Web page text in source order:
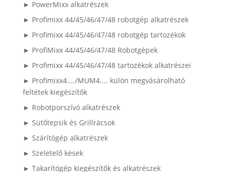
► PowerMixx alkatrészek
► Profimixx 44/45/46/47/48 robotgép alkatrészek
► Profimixx 44/45/46/47/48 robotgép tartozékok
► ProfiMixx 44/45/46/47/48 Robotgépek
► Profimixx 44/45/46/47/48 tartozékok alkatrészei
► Profimixx4..../MUM4.... külön megvásárolható
feltétek kiegészítők
► Robotporszívó alkatrészek
► Sütőtepsik és Grillrácsok
► Szárítógép alkatrészek
► Szeletelő kések
► Takarítógép kiegészítők és alkatrészek